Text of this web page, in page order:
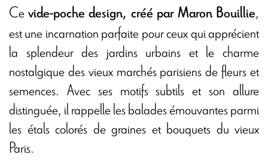
Cevide-poche design, créé par Maron Bouillie,
est une incarnation parfaite pour ceux qui apprécient
la splendeur des jardins urbains et le charme
nostalgique des vieux marchés parisiens de fleurs et
semences. Avec ses motifs subtils et son allure
distinguée, il rappelle les balades émouvantes parmi
les étals colorés de graines et bouquets du vieux
Paris.